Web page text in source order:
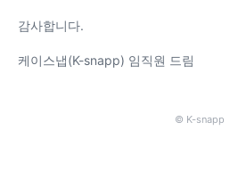
감사합니다.
케이스냅(K-snapp) 임직원 드림
© K-snapp